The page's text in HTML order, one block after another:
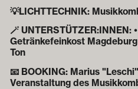
💡‍LICHTTECHNIK:
🪄 UNTERSTÜTZER:INNEN:
Getränkefeinkost Magdeburg
Ton
📧 BOOKING: Marius
Veranstaltung des